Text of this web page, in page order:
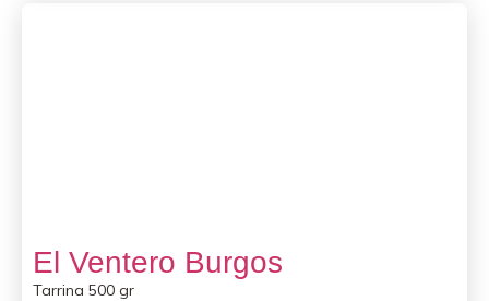
El Ventero Burgos
Tarrina 500 gr